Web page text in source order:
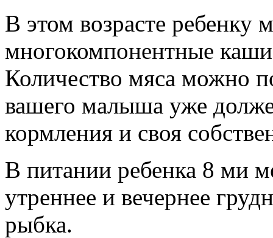
В этом возрасте ребенку
многокомпонентные
Количество мяса можно
вашего малыша уже
кормления и своя
В питании ребенка 8 ми
утреннее и вечернее
рыбка.